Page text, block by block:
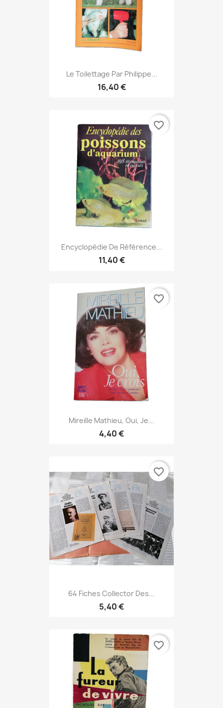
Le Toilettage Par Philippe...
16,40 €
Encyclopédie De Référence...
11,40 €
favorite_border
Mireille Mathieu, Oui, Je...
4,40 €
favorite_border
64 Fiches Collector Des...
5,40 €
favorite_border
favorite_border